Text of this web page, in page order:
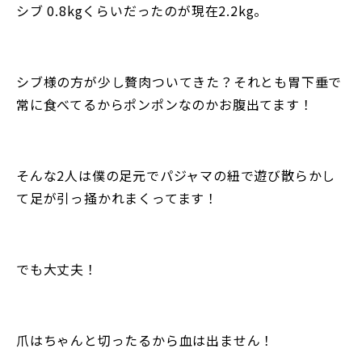
シブ 0.8kgくらいだったのが現在2.2kg。
シブ様の方が少し贅肉ついてきた？それとも胃下垂で
常に食べてるからポンポンなのかお腹出てます！
そんな2人は僕の足元でパジャマの紐で遊び散らかし
て足が引っ掻かれまくってます！
でも大丈夫！
爪はちゃんと切ったるから血は出ません！